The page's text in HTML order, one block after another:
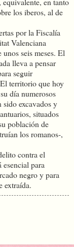
los iberos, al de
por la Fiscalía
Valenciana
seis meses. El
lleva a pensar
seguir
territorio que hoy
día numerosos
sido excavados y
situados
población de
los romanos-,
contra el
para
negro y para
extraída.